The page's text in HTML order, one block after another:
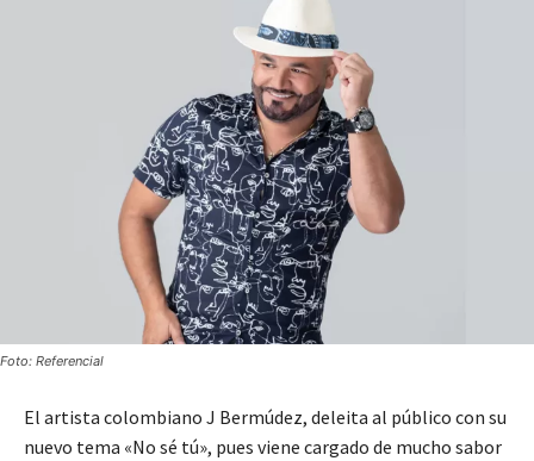
Foto: Referencial
El artista colombiano J Bermúdez, deleita al público con su
nuevo tema «No sé tú», pues viene cargado de mucho sabor